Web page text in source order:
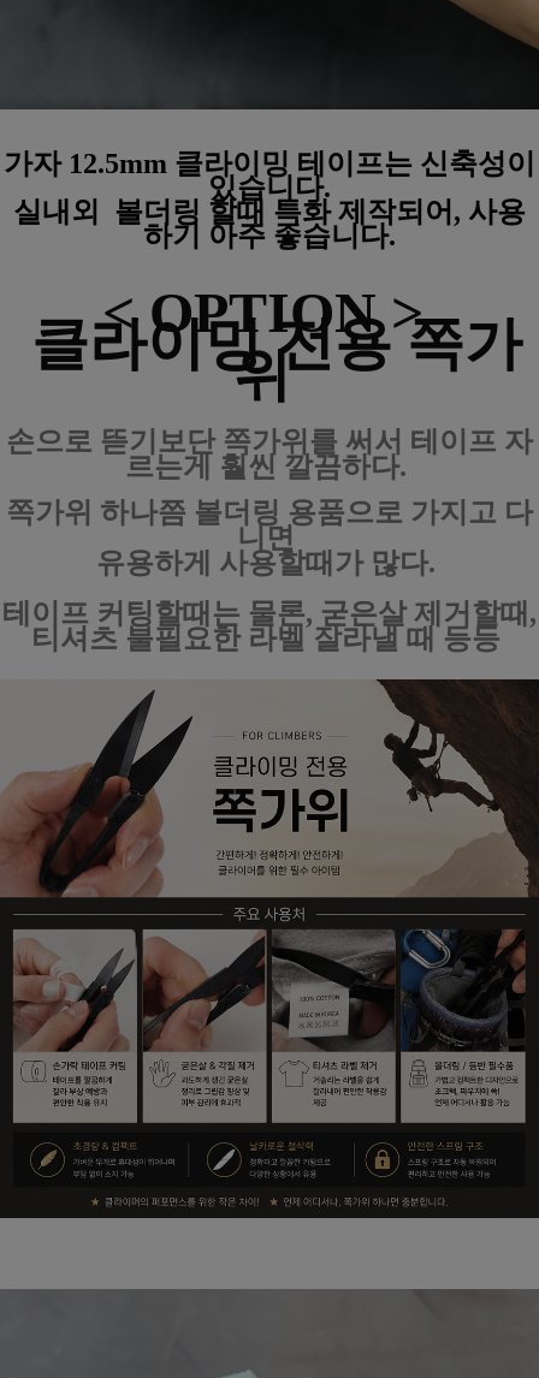
가자 12.5mm 클라이밍 테이프는 신축성이
있습니다.
실내외 볼더링 할때 특화 제작되어, 사용
하기 아주 좋습니다.
< OPTION >
클라이밍 전용 쪽가
위
손으로 뜯기보단 쪽가위를 써서 테이프 자
르는게 훨씬 깔끔하다.
쪽가위 하나쯤 볼더링 용품으로 가지고 다
니면
유용하게 사용할때가 많다.
테이프 커팅할때는 물론, 굳은살 제거할때,
티셔츠 불필요한 라벨 잘라낼 때 등등